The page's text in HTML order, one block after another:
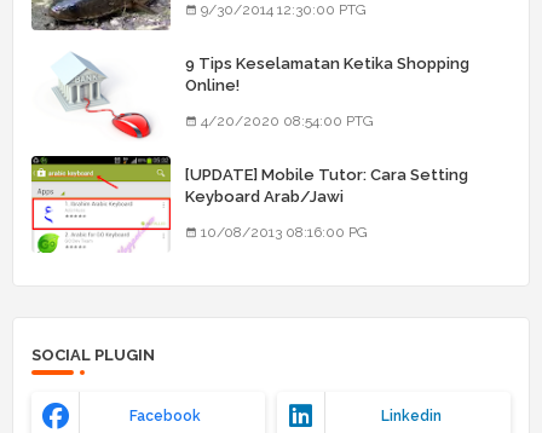
9/30/2014 12:30:00 PTG
9 Tips Keselamatan Ketika Shopping
Online!
4/20/2020 08:54:00 PTG
[UPDATE] Mobile Tutor: Cara Setting
Keyboard Arab/Jawi
10/08/2013 08:16:00 PG
SOCIAL PLUGIN
Facebook Linkedin